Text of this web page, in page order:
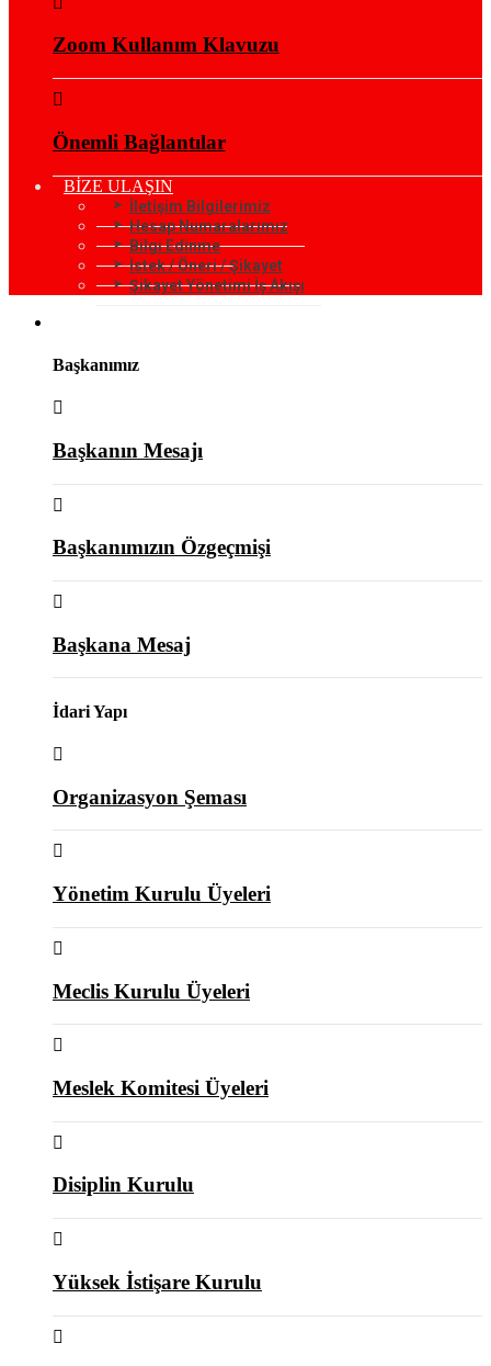
Zoom Kullanım Klavuzu
Önemli Bağlantılar
BİZE ULAŞIN
İletişim Bilgilerimiz
Hesap Numaralarımız
Bilgi Edinme
İstek / Öneri / Şikayet
Şikayet Yönetimi İş Akışı
Başkanımız
Başkanın Mesajı
Başkanımızın Özgeçmişi
Başkana Mesaj
İdari Yapı
Organizasyon Şeması
Yönetim Kurulu Üyeleri
Meclis Kurulu Üyeleri
Meslek Komitesi Üyeleri
Disiplin Kurulu
Yüksek İstişare Kurulu